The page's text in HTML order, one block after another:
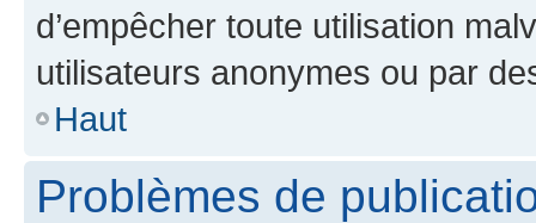
d’empêcher toute utilisation
utilisateurs anonymes ou par
Haut
Problèmes de